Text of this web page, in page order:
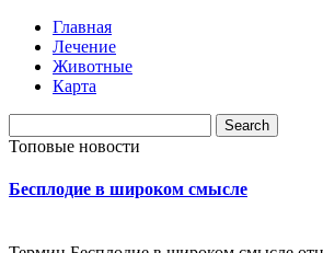
Главная
Лечение
Животные
Карта
Топовые новости
Бесплодие в широком смысле